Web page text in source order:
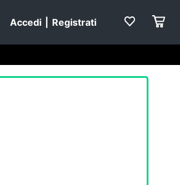
Accedi Registrati